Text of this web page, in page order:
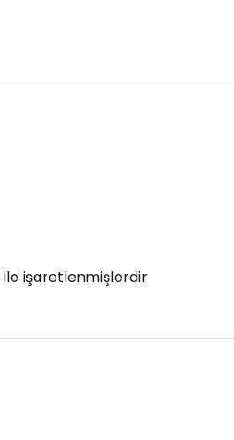
ile işaretlenmişlerdir